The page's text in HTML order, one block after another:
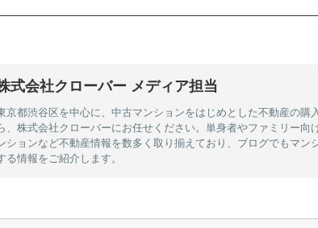
式会社クローバー メディア担当
京都渋谷区を中心に、中古マンションをはじめとした不動産の購
、株式会社クローバーにお任せください。単身者やファミリー向
ションなど不動産情報を数多く取り揃えており、ブログでもマン
る情報をご紹介します。